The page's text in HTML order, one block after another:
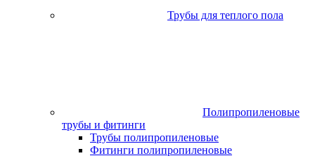
Трубы для теплого пола
Полипропиленовые
трубы и фитинги
Трубы полипропиленовые
Фитинги полипропиленовые